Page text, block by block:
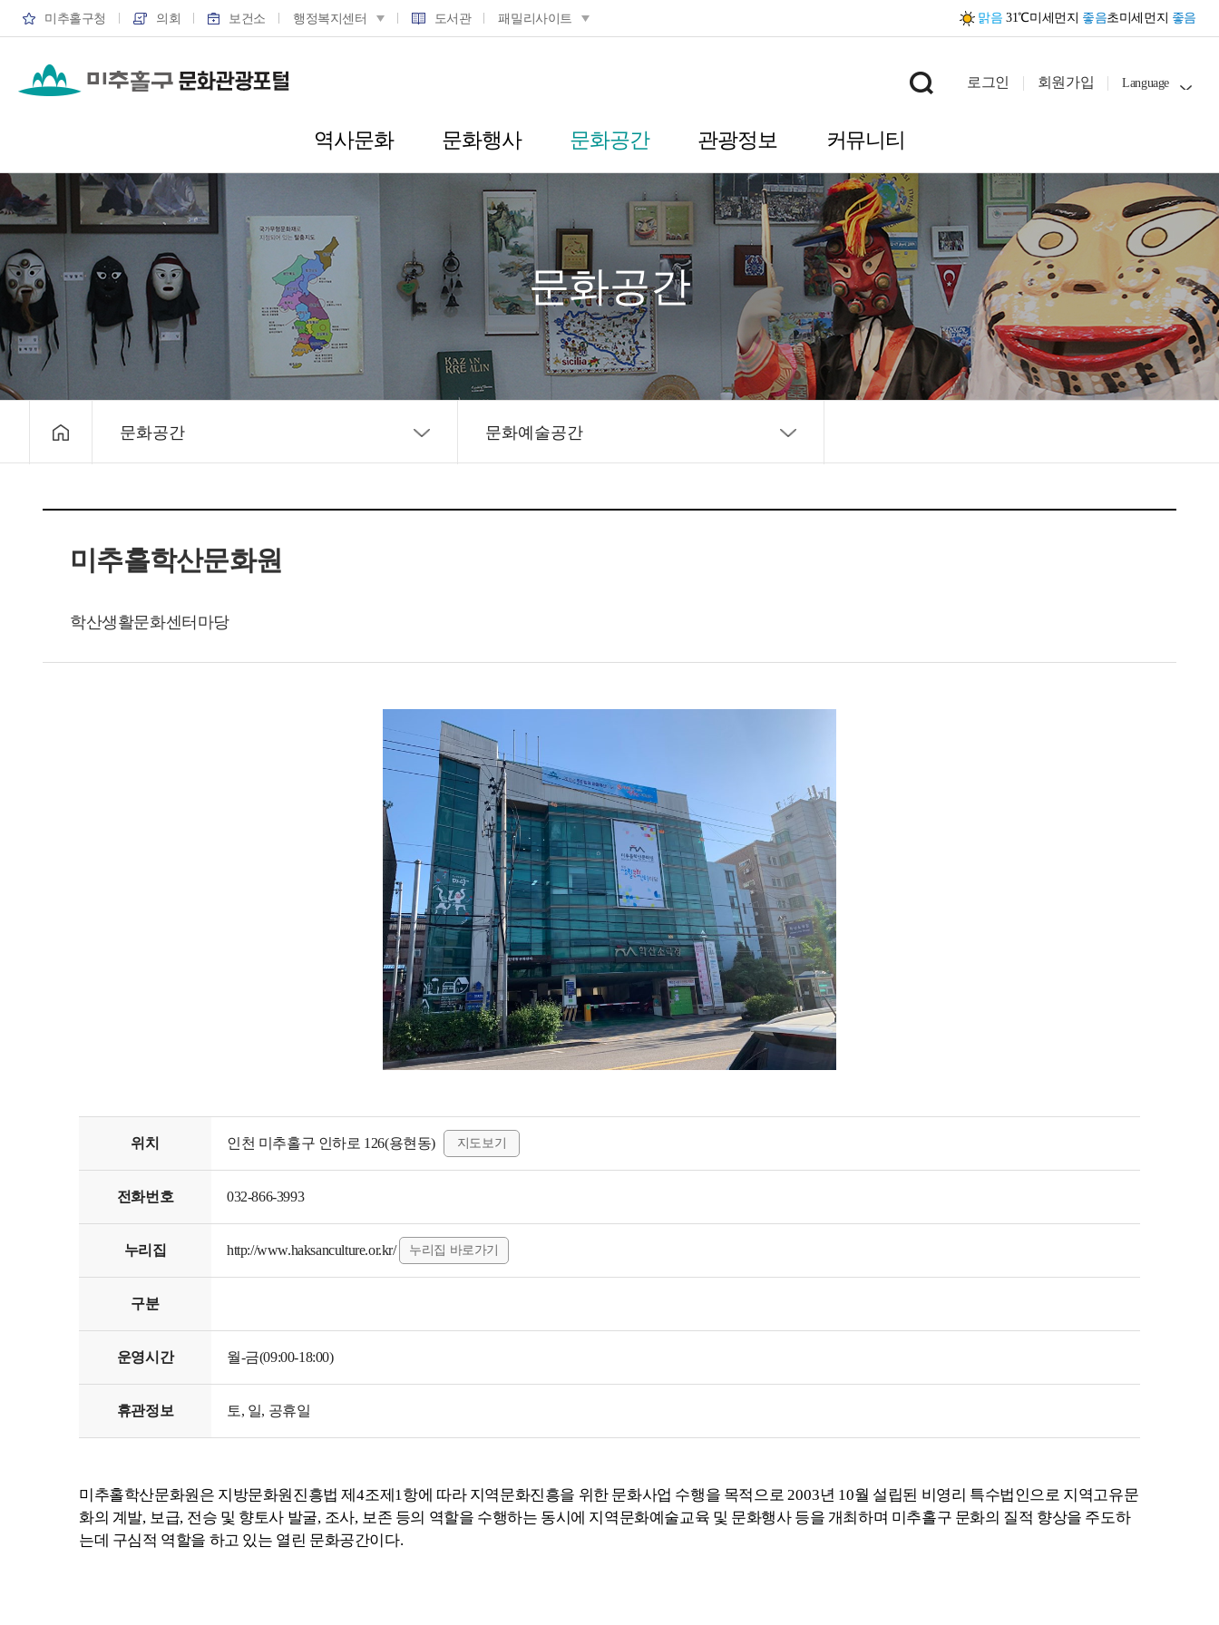
미추홀구청 의회 보건소 행정복지센터 도서관 패밀리사이트 맑음 31℃미세먼지 좋음초미세먼지 좋음
역사문화 문화행사 문화공간 관광정보 커뮤니티
로그인 회원가입 Language
문화공간
문화공간 문화예술공간
미추홀학산문화원
학산생활문화센터마당
위치 인천 미추홀구 인하로 126(용현동) 지도보기
전화번호 032-866-3993
누리집 http://www.haksanculture.or.kr/ 누리집 바로가기
구분
운영시간 월-금(09:00-18:00)
휴관정보 토, 일, 공휴일
미추홀학산문화원은 지방문화원진흥법 제4조제1항에 따라 지역문화진흥을 위한 문화사업 수행을 목적으로 2003년 10월 설립된 비영리 특수법인으로 지역고유문
화의 계발, 보급, 전승 및 향토사 발굴, 조사, 보존 등의 역할을 수행하는 동시에 지역문화예술교육 및 문화행사 등을 개최하며 미추홀구 문화의 질적 향상을 주도하
는데 구심적 역할을 하고 있는 열린 문화공간이다.